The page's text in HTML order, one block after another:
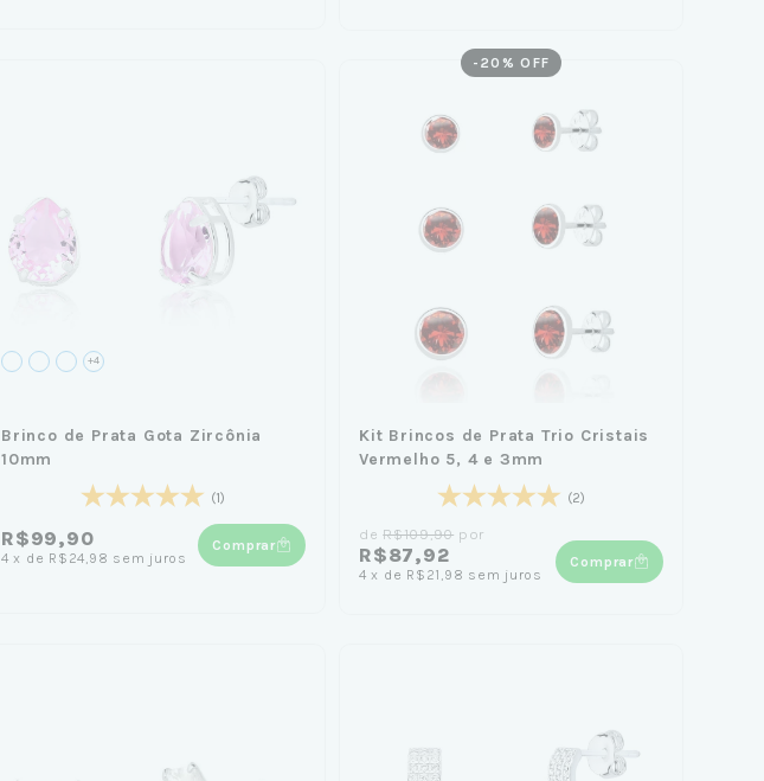
+4
Brinco de Prata Gota Zircônia
10mm
(1)
R$99,90
4 x de R$24,98 sem juros
Comprar
- 20 % OFF
Kit Brincos de Prata Trio Cristais
Vermelho 5, 4 e 3mm
(2)
deR$109,90 por
R$87,92
4 x de R$21,98 sem juros
Comprar